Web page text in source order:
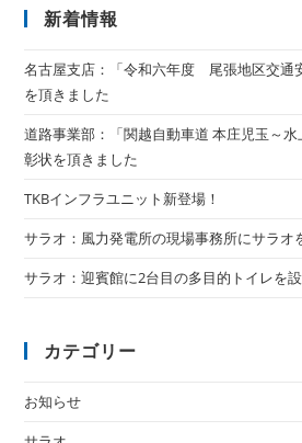
新着情報
名古屋支店：「令和六年度 尾張地区交通
を頂きました
道路事業部：「関越自動車道 本庄児玉～
彰状を頂きました
TKBインフラユニット新登場！
サラオ：風力発電所の現場事務所にサラオ
サラオ：迎賓館に2台目の多目的トイレを
カテゴリー
お知らせ